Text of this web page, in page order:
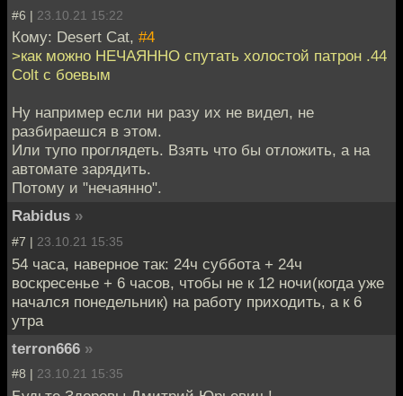
#6 | 23.10.21 15:22
Кому: Desert Cat, #4
>как можно НЕЧАЯННО спутать холостой патрон .44
Colt с боевым
Ну например если ни разу их не видел, не
разбираешся в этом.
Или тупо проглядеть. Взять что бы отложить, а на
автомате зарядить.
Потому и "нечаянно".
Rabidus »
#7 | 23.10.21 15:35
54 часа, наверное так: 24ч суббота + 24ч
воскресенье + 6 часов, чтобы не к 12 ночи(когда уже
начался понедельник) на работу приходить, а к 6
утра
terron666 »
#8 | 23.10.21 15:35